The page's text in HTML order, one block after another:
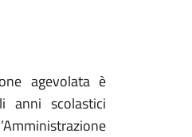
agevolata è
anni scolastici